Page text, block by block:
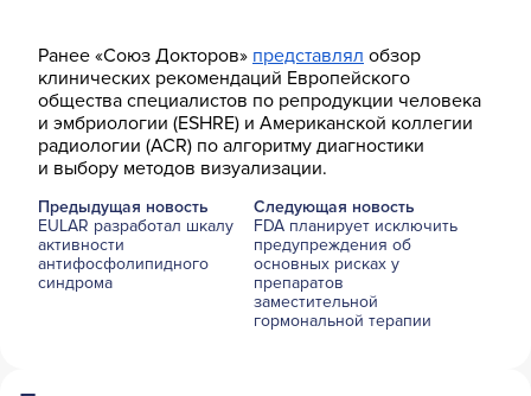
Ранее «Союз Докторов» представлял обзор
клинических рекомендаций Европейского
общества специалистов по репродукции человека
и эмбриологии (ESHRE) и Американской коллегии
радиологии (ACR) по алгоритму диагностики
и выбору методов визуализации.
Предыдущая новость
EULAR разработал шкалу
активности
антифосфолипидного
синдрома
Следующая новость
FDA планирует исключить
предупреждения об
основных рисках у
препаратов
заместительной
гормональной терапии